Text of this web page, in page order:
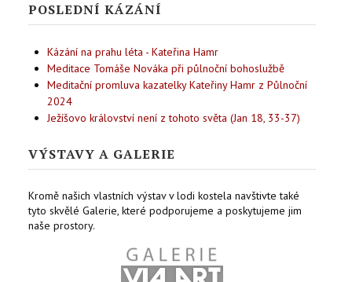
POSLEDNÍ KÁZÁNÍ
Kázání na prahu léta - Kateřina Hamr
Meditace Tomáše Nováka při půlnoční bohoslužbě
Meditační promluva kazatelky Kateřiny Hamr z Půlnoční
2024
Ježíšovo království není z tohoto světa (Jan 18, 33-37)
VÝSTAVY A GALERIE
Kromě našich vlastních výstav v lodi kostela navštivte také
tyto skvělé Galerie, které podporujeme a poskytujeme jim
naše prostory.